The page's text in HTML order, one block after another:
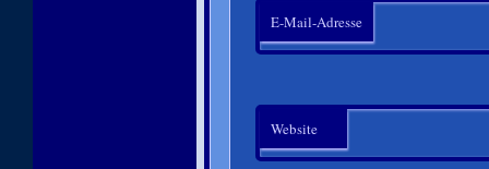
E-Mail-Adresse
Website